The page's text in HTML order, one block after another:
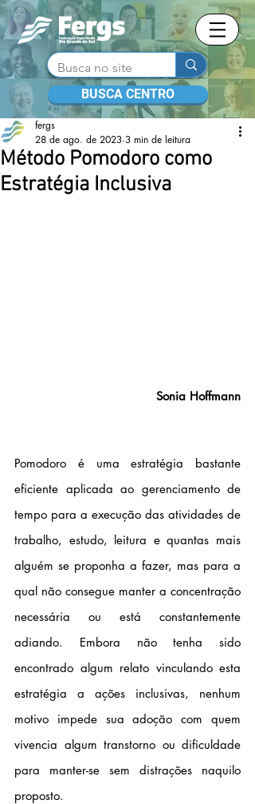
BUSCA CENTRO
Método Pomodoro como
Estratégia Inclusiva
fergs
28 de ago. de 2023 3 min de leitura
Sonia Hoffmann
Pomodoro é uma estratégia bastante
eficiente aplicada ao gerenciamento de
tempo para a execução das atividades de
trabalho, estudo, leitura e quantas mais
alguém se proponha a fazer, mas para a
qual não consegue manter a concentração
necessária ou está constantemente
adiando. Embora não tenha sido
encontrado algum relato vinculando esta
estratégia a ações inclusivas, nenhum
motivo impede sua adoção com quem
vivencia algum transtorno ou dificuldade
para manter-se sem distrações naquilo
proposto.